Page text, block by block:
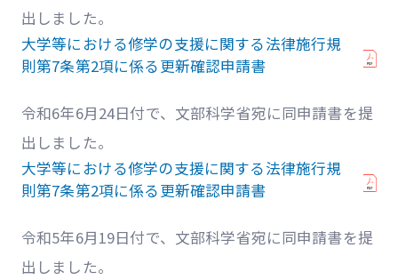
出しました。
大学等における修学の支援に関する法律施行規
則第7条第2項に係る更新確認申請書
令和6年6月24日付で、文部科学省宛に同申請書を提
出しました。
大学等における修学の支援に関する法律施行規
則第7条第2項に係る更新確認申請書
令和5年6月19日付で、文部科学省宛に同申請書を提
出しました。